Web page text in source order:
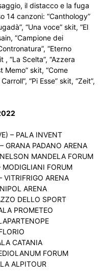
il distacco e la fuga
14 canzoni: “Canthology”
“Una voce” skit, “El
“Campione dei
“Eterno
, “La Scelta”, “Azzera
Memo” skit, “Come
“Pi Esse” skit, “Zeit”,
– PALA INVENT
PADANO ARENA
MANDELA FORUM
FORUM
ARENA
ARENA
DELLO SPORT
PROMETEO
CATANIA
FORUM
ALPITOUR